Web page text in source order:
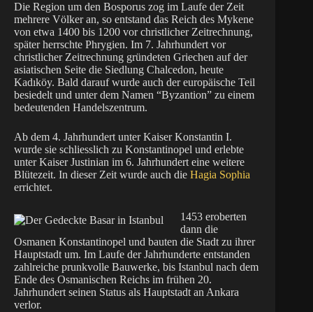
Die Region um den Bosporus zog im Laufe der Zeit
mehrere Völker an, so entstand das Reich des Mykene
von etwa 1400 bis 1200 vor christlicher Zeitrechnung,
später herrschte Phrygien. Im 7. Jahrhundert vor
christlicher Zeitrechnung gründeten Griechen auf der
asiatischen Seite die Siedlung Chalcedon, heute
Kadıköy. Bald darauf wurde auch der europäische Teil
besiedelt und unter dem Namen “Byzantion” zu einem
bedeutenden Handelszentrum.
Ab dem 4. Jahrhundert unter Kaiser Konstantin I.
wurde sie schliesslich zu Konstantinopel und erlebte
unter Kaiser Justinian im 6. Jahrhundert eine weitere
Blütezeit. In dieser Zeit wurde auch die Hagia Sophia
errichtet.
1453 eroberten
dann die
Osmanen Konstantinopel und bauten die Stadt zu ihrer
Hauptstadt um. Im Laufe der Jahrhunderte entstanden
zahlreiche prunkvolle Bauwerke, bis Istanbul nach dem
Ende des Osmanischen Reichs im frühen 20.
Jahrhundert seinen Status als Hauptstadt an Ankara
verlor.